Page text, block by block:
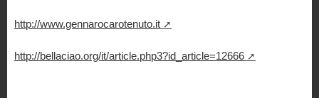
http://www.gennarocarotenuto.it
http://bellaciao.org/it/article.php3?id_article=12666